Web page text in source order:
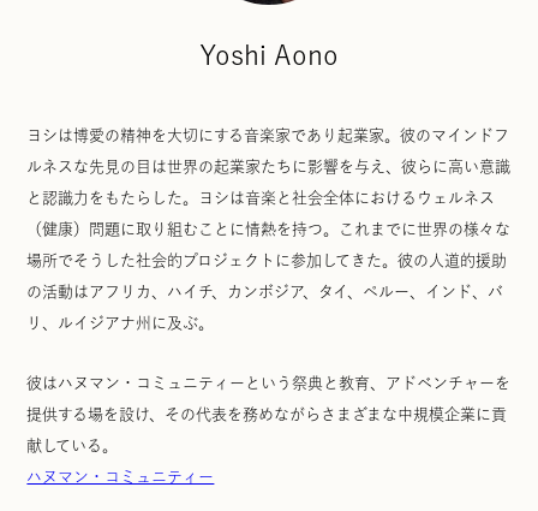
Yoshi Aono
ヨシは博愛の精神を大切にする音楽家であり起業家。彼のマインドフ
ルネスな先見の目は世界の起業家たちに影響を与え、彼らに高い意識
と認識力をもたらした。ヨシは音楽と社会全体におけるウェルネス
（健康）問題に取り組むことに情熱を持つ。これまでに世界の様々な
場所でそうした社会的プロジェクトに参加してきた。彼の人道的援助
の活動はアフリカ、ハイチ、カンボジア、タイ、ペルー、インド、バ
リ、ルイジアナ州に及ぶ。
彼はハヌマン・コミュニティーという祭典と教育、アドベンチャーを
提供する場を設け、その代表を務めながらさまざまな中規模企業に貢
献している。
ハヌマン・コミュニティー